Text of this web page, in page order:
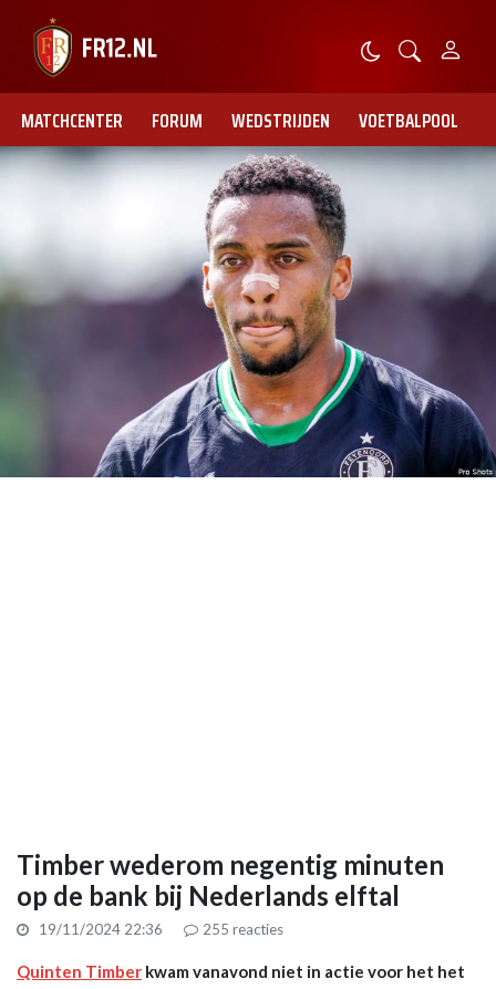
MATCHCENTER FORUM WEDSTRIJDEN VOETBALPOOL
Timber wederom negentig minuten
op de bank bij Nederlands elftal
19/11/2024 22:36 255 reacties
Quinten Timber kwam vanavond niet in actie voor het het